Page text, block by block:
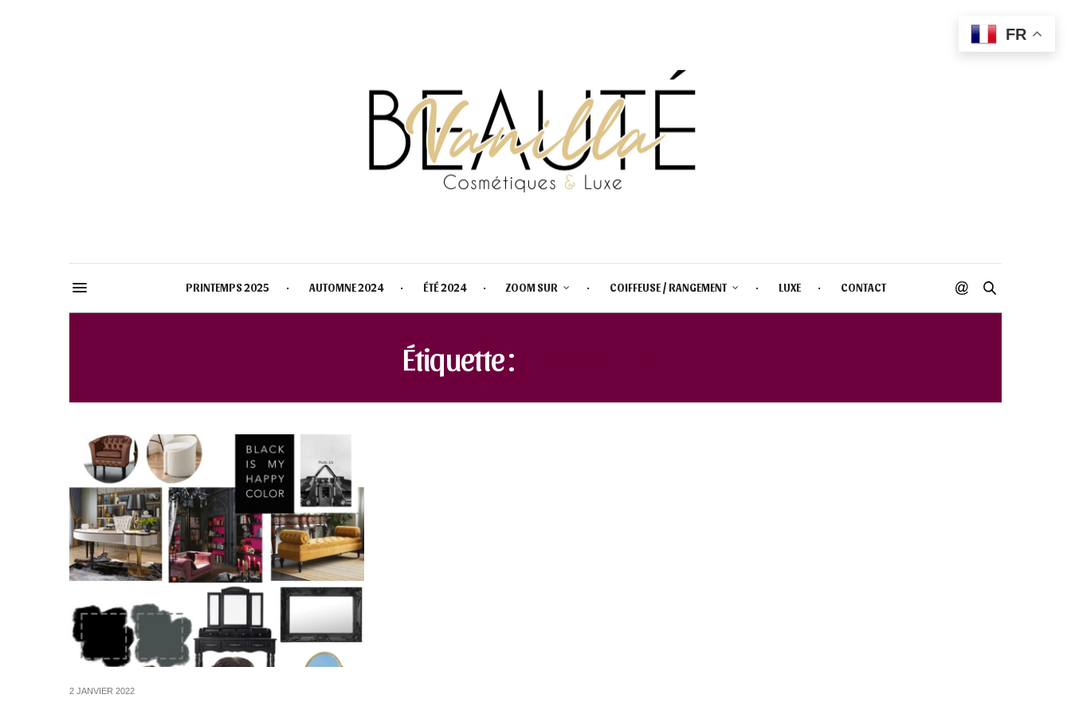
PRINTEMPS 2025 AUTOMNE 2024 ÉTÉ 2024 ZOOM SUR COIFFEUSE / RANGEMENT LUXE CONTACT
Étiquette :
2 JANVIER 2022
FR